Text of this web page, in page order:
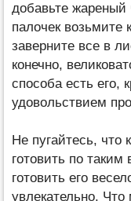
добавьте
палочек возьмите
заверните все в
конечно,
способа есть его,
удовольствием
Не пугайтесь, что
готовить по
готовить его
увлекательно.